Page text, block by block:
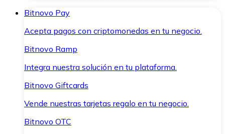
Bitnovo Pay
Acepta pagos con criptomonedas en tu negocio.
Bitnovo Ramp
Integra nuestra solución en tu plataforma.
Bitnovo Giftcards
Vende nuestras tarjetas regalo en tu negocio.
Bitnovo OTC